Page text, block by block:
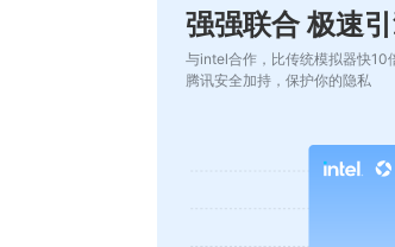
强强联合 极速
与intel合作，比传统模拟器快10
腾讯安全加持，保护你的隐私